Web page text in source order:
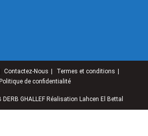
Contactez-Nous
Termes et conditions
Politique de confidentialité
GHALLEF Réalisation Lahcen El Bettal